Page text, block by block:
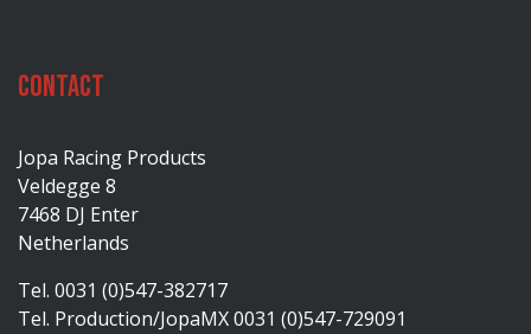
Contact
Jopa Racing Products
Veldegge 8
7468 DJ Enter
Netherlands
Tel. 0031 (0)547-382717
Tel. Production/JopaMX 0031 (0)547-729091